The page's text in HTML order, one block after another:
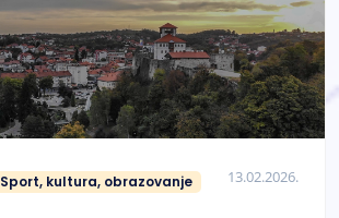
Sport, kultura, obrazovanje 13.02.2026.